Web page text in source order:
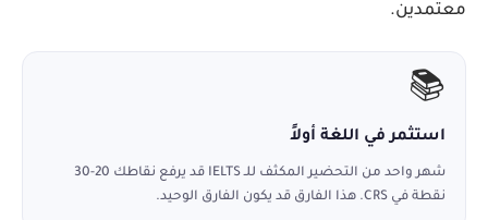
معتمدين.
📚
استثمر في اللغة أولاً
شهر واحد من التحضير المكثف للـ IELTS قد يرفع نقاطك 20-30
نقطة في CRS. هذا الفارق قد يكون الفارق الوحيد.